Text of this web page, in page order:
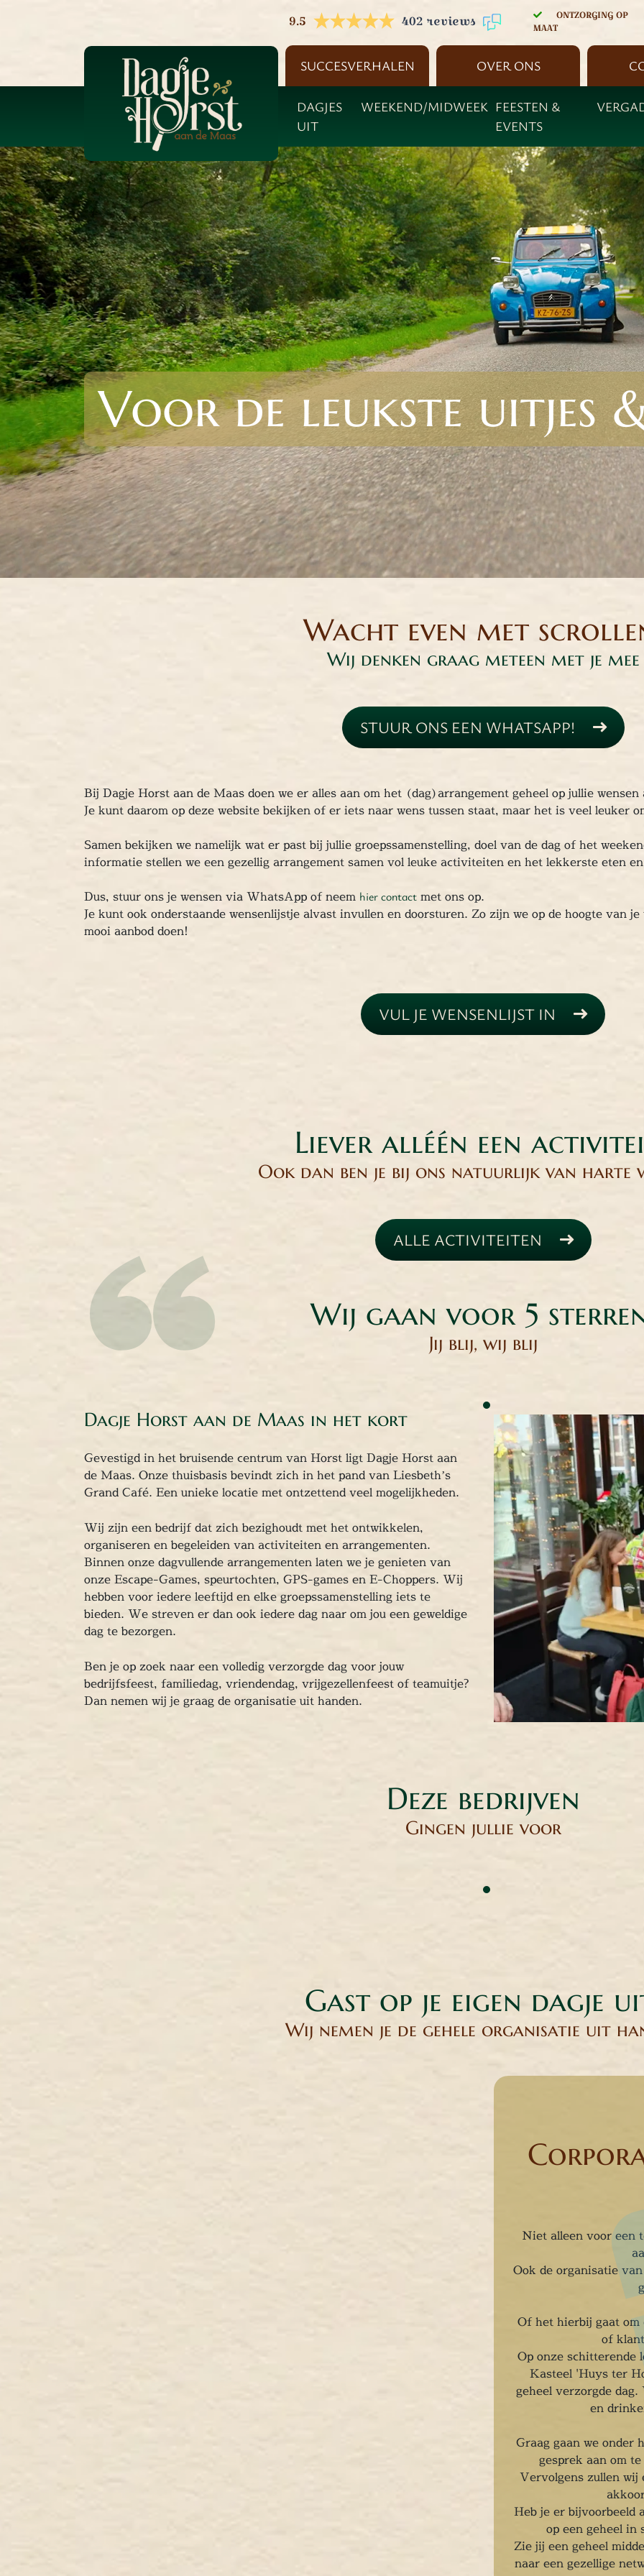
9.5 402 reviews
ONTZORGING OP
MAAT
SUCCESVERHALEN OVER ONS
DAGJES
UIT
WEEKEND/MIDWEEK FEESTEN &
EVENTS
Voor de leukste uitjes
Wacht even met
Wij denken graag meteen met je mee
STUUR ONS EEN WHATSAPP!
Bij Dagje Horst aan de Maas doen we er alles aan om het (dag)arrangement geheel op jullie
Je kunt daarom op deze website bekijken of er iets naar wens tussen staat, maar het is veel leuker
Samen bekijken we namelijk wat er past bij jullie groepssamenstelling, doel van de dag of het
informatie stellen we een gezellig arrangement samen vol leuke activiteiten en het lekkerste eten
Dus, stuur ons je wensen via WhatsApp of neem hier contact met ons op.
Je kunt ook onderstaande wensenlijstje alvast invullen en doorsturen. Zo zijn we op de hoogte van
mooi aanbod doen!
VUL JE WENSENLIJST IN
Liever alléén een
Ook dan ben je bij ons natuurlijk van harte
ALLE ACTIVITEITEN
Wij gaan voor 5
Jij blij, wij blij
Dagje Horst aan de Maas in het kort
Gevestigd in het bruisende centrum van Horst ligt Dagje Horst aan
de Maas. Onze thuisbasis bevindt zich in het pand van Liesbeth’s
Grand Café. Een unieke locatie met ontzettend veel mogelijkheden.
Wij zijn een bedrijf dat zich bezighoudt met het ontwikkelen,
organiseren en begeleiden van activiteiten en arrangementen.
Binnen onze dagvullende arrangementen laten we je genieten van
onze Escape-Games, speurtochten, GPS-games en E-Choppers. Wij
hebben voor iedere leeftijd en elke groepssamenstelling iets te
bieden. We streven er dan ook iedere dag naar om jou een geweldige
dag te bezorgen.
Ben je op zoek naar een volledig verzorgde dag voor jouw
bedrijfsfeest, familiedag, vriendendag, vrijgezellenfeest of teamuitje?
Dan nemen wij je graag de organisatie uit handen.
Deze bedrijven
Gingen jullie voor
Gast op je eigen dagje
Wij nemen je de gehele organisatie uit
Niet alleen voor een
Ook de organisatie
Of het hierbij gaat
of
Op onze schitterende
Kasteel 'Huys ter
geheel verzorgde
en
Graag gaan we onder
gesprek aan om
Vervolgens zullen wij
Heb je er bijvoorbeeld
op een geheel in
Zie jij een geheel
naar een gezellige